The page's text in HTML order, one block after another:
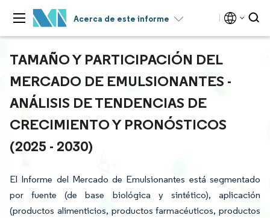
Acerca de este informe
TAMAÑO Y PARTICIPACIÓN DEL
MERCADO DE EMULSIONANTES -
ANÁLISIS DE TENDENCIAS DE
CRECIMIENTO Y PRONÓSTICOS
(2025 - 2030)
El Informe del Mercado de Emulsionantes está segmentado
por fuente (de base biológica y sintético), aplicación
(productos alimenticios, productos farmacéuticos, productos